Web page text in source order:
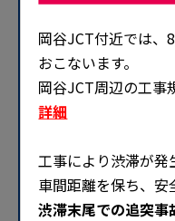
安曇
岡谷JCT付近では、
おこないます。
岡谷JCT周辺の工
詳細
工事により渋滞が
車間距離を保ち、安
渋滞末尾での追突事